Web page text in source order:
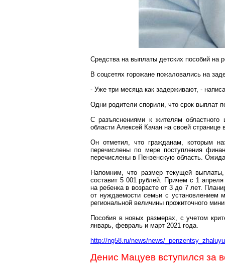
Средства на выплаты детских пособий на
В соцсетях горожане пожаловались на
- Уже три месяца как задерживают, -
Одни родители спорили, что срок выплат
С разъяснениями к жителям областного
области Алексей Качан на своей странице
Он отметил, что гражданам, которым
перечислены по мере поступления
перечислены в Пензенскую область.
Напомним, что размер текущей
составит 5 001 рублей. Причем с 1
на ребенка в возрасте от 3 до 7 лет.
от нуждаемости семьи с установлением
региональной величины прожиточного
Пособия в новых размерах, с учетом
январь, февраль и март 2021 года.
http://ng58.ru/news/news/
Денис Мацуев вступился за